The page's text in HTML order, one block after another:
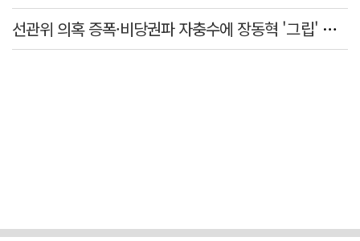
선관위 의혹 증폭·비당권파 자충수에 장동혁 '그립' 더 강해졌다